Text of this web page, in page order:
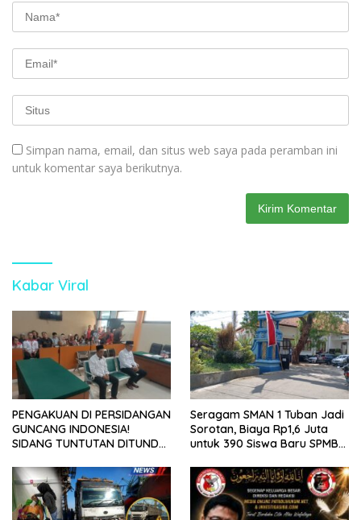
Simpan nama, email, dan situs web saya pada peramban ini
untuk komentar saya berikutnya.
Kabar Viral
PENGAKUAN DI PERSIDANGAN
GUNCANG INDONESIA!
SIDANG TUNTUTAN DITUNDA,
MENGAMUK DI PN MALANG
Seragam SMAN 1 Tuban Jadi
Sorotan, Biaya Rp1,6 Juta
untuk 390 Siswa Baru SPMB